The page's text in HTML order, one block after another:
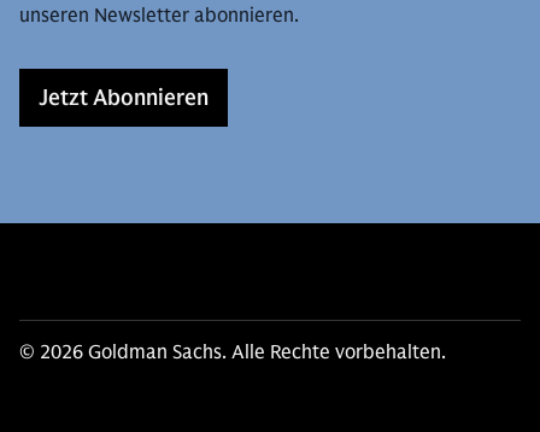
unseren Newsletter abonnieren.
Jetzt Abonnieren
© 2026 Goldman Sachs. Alle Rechte vorbehalten.